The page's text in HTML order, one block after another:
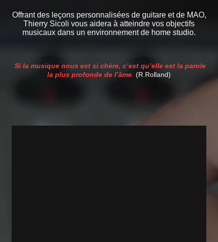
Offrant des leçons personnalisées de guitare et de MAO,
Thierry Sicoli vous aidera à atteindre vos objectifs
musicaux dans un environnement de home studio.
Si la musique nous est si chère, c’est qu’elle est la parole
la plus profonde de l’âme (R.Rolland)